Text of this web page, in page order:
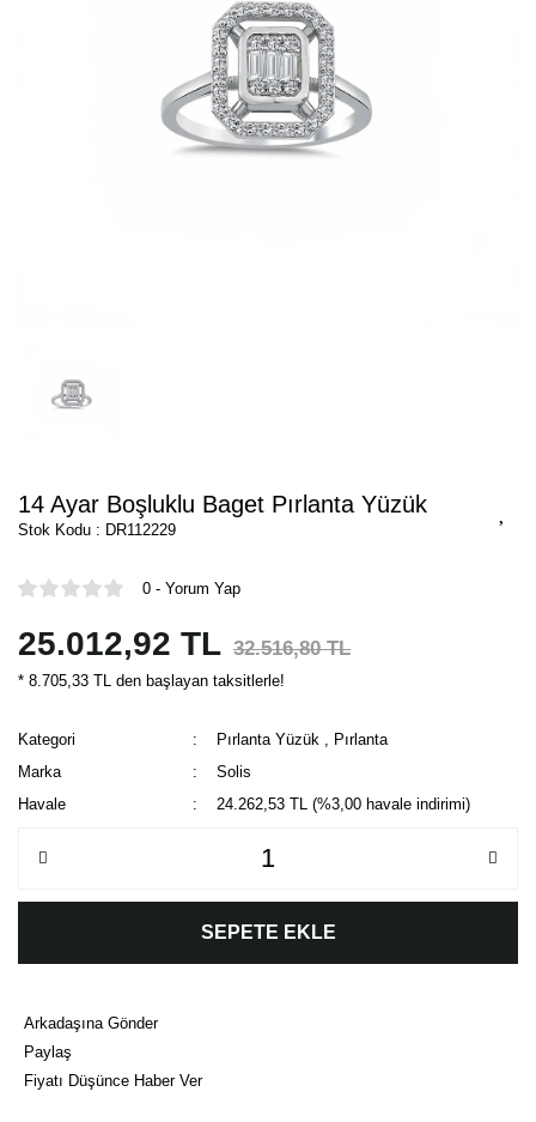
14 Ayar Boşluklu Baget Pırlanta Yüzük
Stok Kodu : DR112229
0 - Yorum Yap
25.012,92 TL 32.516,80 TL
* 8.705,33 TL den başlayan taksitlerle!
Kategori Pırlanta Yüzük
Pırlanta
Marka
Solis
Havale
24.262,53 TL (%3,00 havale indirimi)
SEPETE EKLE
Arkadaşına Gönder
Paylaş
Fiyatı Düşünce Haber Ver